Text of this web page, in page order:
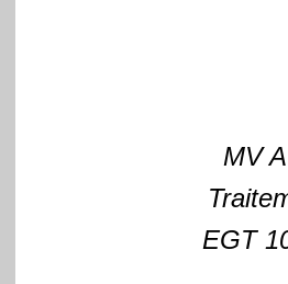
MV
EGT